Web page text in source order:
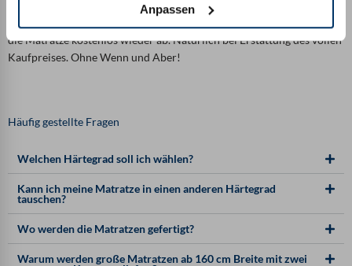
Anpassen
die Matratze kostenlos wieder ab. Natürlich bei Erstattung des vollen
Kaufpreises. Ohne Wenn und Aber!
Häufig gestellte Fragen
Welchen Härtegrad soll ich wählen?
Kann ich meine Matratze in einen anderen Härtegrad
tauschen?
Wo werden die Matratzen gefertigt?
Warum werden große Matratzen ab 160 cm Breite mit zwei